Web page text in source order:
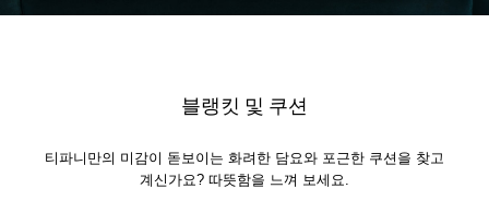
블랭킷 및 쿠션
티파니만의 미감이 돋보이는 화려한 담요와 포근한 쿠션을 찾고
계신가요? 따뜻함을 느껴 보세요.